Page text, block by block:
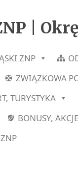
|
ZNP
ZWIĄZKOWA
TURYSTYKA
BONUSY,